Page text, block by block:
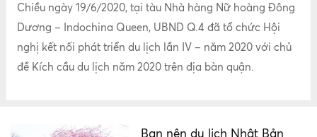
Chiều ngày 19/6/2020, tại tàu Nhà hàng Nữ hoàng Đông
Dương – Indochina Queen, UBND Q.4 đã tổ chức Hội
nghị kết nối phát triển du lịch lần IV – năm 2020 với chủ
đề Kích cầu du lịch năm 2020 trên địa bàn quận.
Những khu mua sắm tuyệt
vời nhất Nhật Bản không thể
bỏ lỡ
Thứ tư, 03:43 12/02/2020